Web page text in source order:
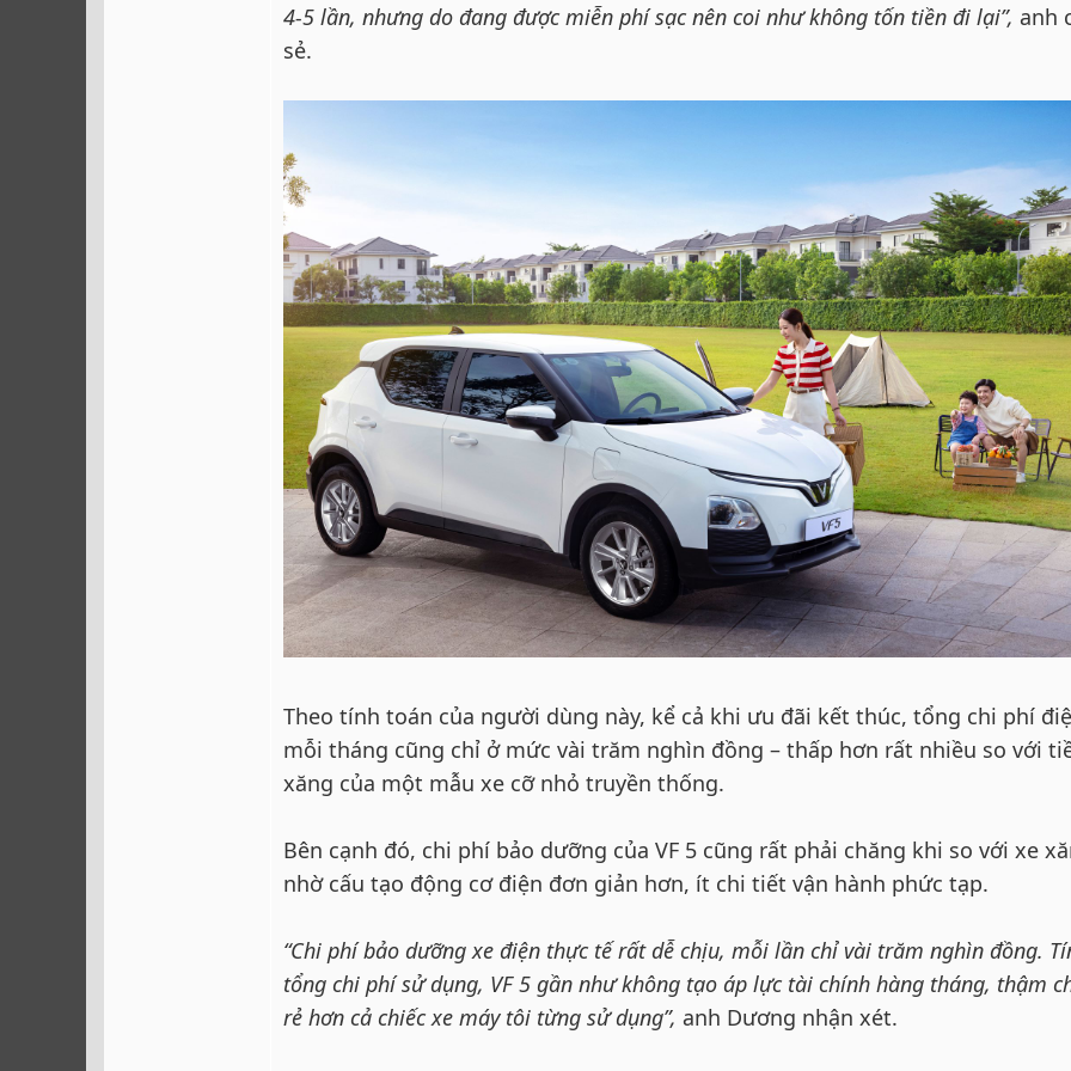
4-5 lần, nhưng do đang được miễn phí sạc nên coi như không tốn tiền đi lại”, anh
sẻ.
Theo tính toán của người dùng này, kể cả khi ưu đãi kết thúc, tổng chi phí
mỗi tháng cũng chỉ ở mức vài trăm nghìn đồng – thấp hơn rất nhiều so với
xăng của một mẫu xe cỡ nhỏ truyền thống.
Bên cạnh đó, chi phí bảo dưỡng của VF 5 cũng rất phải chăng khi so với xe
nhờ cấu tạo động cơ điện đơn giản hơn, ít chi tiết vận hành phức tạp.
“Chi phí bảo dưỡng xe điện thực tế rất dễ chịu, mỗi lần chỉ vài trăm nghìn đồng.
tổng chi phí sử dụng, VF 5 gần như không tạo áp lực tài chính hàng tháng, thậm
rẻ hơn cả chiếc xe máy tôi từng sử dụng”, anh Dương nhận xét.